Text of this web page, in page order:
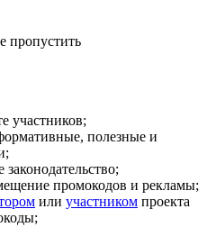
пропустить
участников;
полезные и
промокодов и рекламы;
или участником проекта